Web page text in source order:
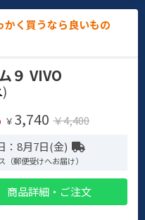
かく買うなら良いもの
９ VIVO
)
￥ 3,740 ￥4,400
：8月7日(金)
（郵便受けへお届け）
商品詳細・ご注文